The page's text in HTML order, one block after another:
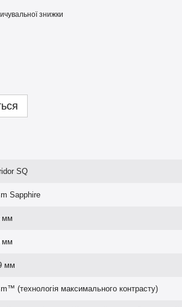
знижки
SQ
Sapphire
мм
мм
мм
(технологія максимального контрасту)